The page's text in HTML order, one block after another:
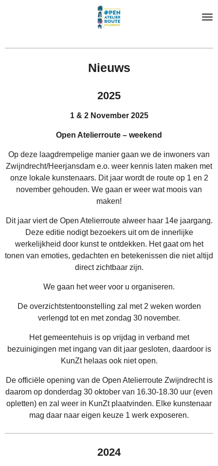
Nieuws
2025
1 & 2 November 2025
Open Atelierroute – weekend
Op deze laagdrempelige manier gaan we de inwoners van
Zwijndrecht/Heerjansdam e.o. weer kennis laten maken met
onze lokale kunstenaars. Dit jaar wordt de route op 1 en 2
november gehouden. We gaan er weer wat moois van
maken!
Dit jaar viert de Open Atelierroute alweer haar 14e jaargang.
Deze editie nodigt bezoekers uit om de innerlijke
werkelijkheid door kunst te ontdekken. Het gaat om het
tonen van emoties, gedachten en betekenissen die niet altijd
direct zichtbaar zijn.
We gaan het weer voor u organiseren.
De overzichtstentoonstelling zal met 2 weken worden
verlengd tot en met zondag 30 november.
Het gemeentehuis is op vrijdag in verband met
bezuinigingen met ingang van dit jaar gesloten, daardoor is
KunZt helaas ook niet open.
De officiële opening van de Open Atelierroute Zwijndrecht is
daarom op donderdag 30 oktober van 16.30-18.30 uur (even
opletten) en zal weer in KunZt plaatvinden. Elke kunstenaar
mag daar naar eigen keuze 1 werk exposeren.
2024